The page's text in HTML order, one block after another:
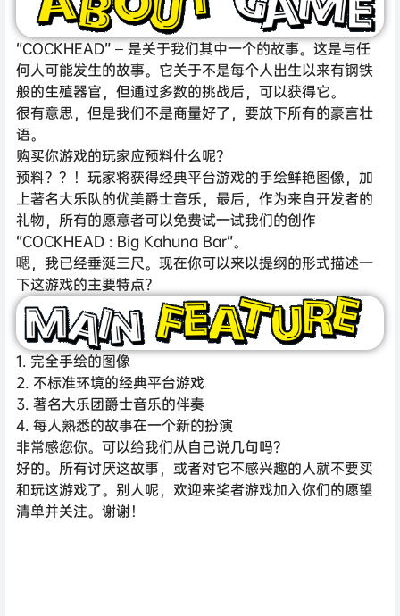
“COCKHEAD” – 是关于我们其中一个的故事。这是与任
何人可能发生的故事。它关于不是每个人出生以来有钢铁
般的生殖器官，但通过多数的挑战后，可以获得它。
很有意思，但是我们不是商量好了，要放下所有的豪言壮
语。
购买你游戏的玩家应预料什么呢？
预料？？！玩家将获得经典平台游戏的手绘鲜艳图像，加
上著名大乐队的优美爵士音乐，最后，作为来自开发者的
礼物，所有的愿意者可以免费试一试我们的创作
“COCKHEAD : Big Kahuna Bar”。
嗯，我已经垂涎三尺。现在你可以来以提纲的形式描述一
下这游戏的主要特点？
1. 完全手绘的图像
2. 不标准环境的经典平台游戏
3. 著名大乐团爵士音乐的伴奏
4. 每人熟悉的故事在一个新的扮演
非常感您你。可以给我们从自己说几句吗？
好的。所有讨厌这故事，或者对它不感兴趣的人就不要买
和玩这游戏了。别人呢，欢迎来奖者游戏加入你们的愿望
清单并关注。谢谢！